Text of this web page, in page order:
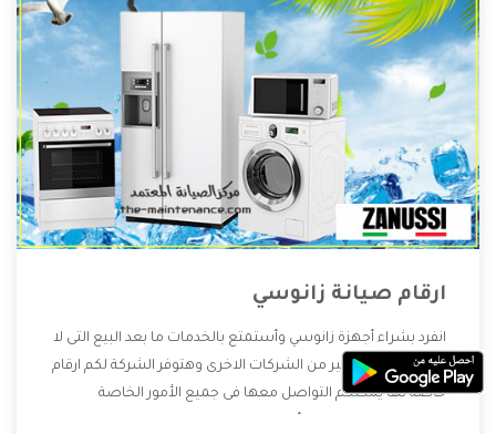
ارقام صيانة زانوسي
انفرد بشراء أجهزة زانوسي وأستمتع بالخدمات ما بعد البيع التى لا
تتواجد فى فى الكثير من الشركات الاخرى وهتوفر الشركة لكم ارقام
خاصة لها يمكنكم التواصل معها فى جميع الأمور الخاصة